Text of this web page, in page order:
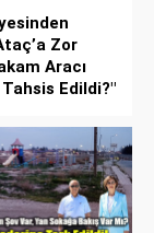
Zor
Aracı
Edildi?"